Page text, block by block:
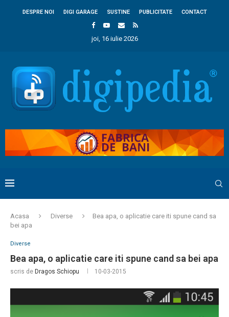
DESPRE NOI DIGI GARAGE SUSTINE PUBLICITATE CONTACT
joi, 16 iulie 2026
Acasa Diverse
Bea apa, o aplicatie care iti spune cand sa
bei apa
Diverse
Bea apa, o aplicatie care iti spune cand sa bei apa
scris de Dragos Schiopu 10-03-2015